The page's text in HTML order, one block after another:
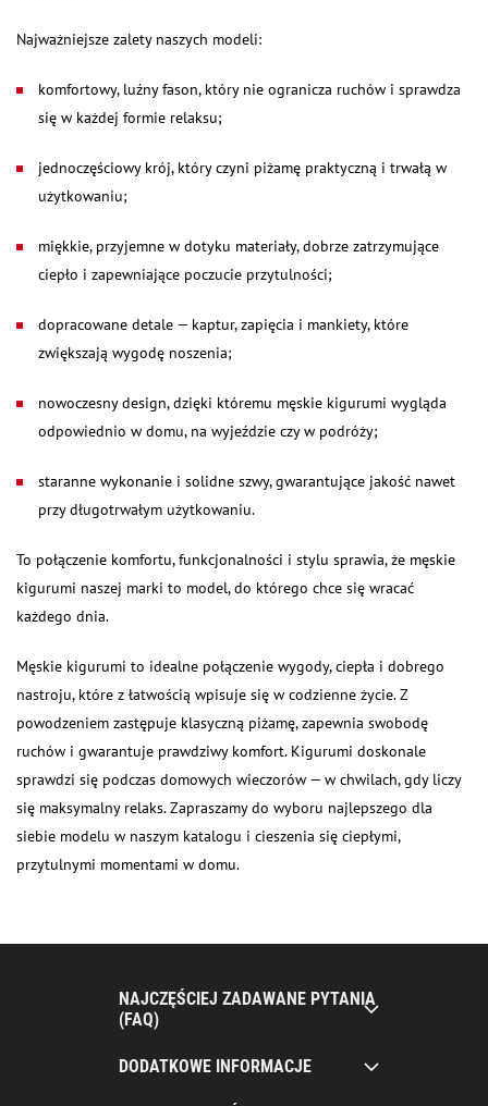
Najważniejsze zalety naszych modeli:
komfortowy, luźny fason, który nie ogranicza ruchów i sprawdza
się w każdej formie relaksu;
jednoczęściowy krój, który czyni piżamę praktyczną i trwałą w
użytkowaniu;
miękkie, przyjemne w dotyku materiały, dobrze zatrzymujące
ciepło i zapewniające poczucie przytulności;
dopracowane detale — kaptur, zapięcia i mankiety, które
zwiększają wygodę noszenia;
nowoczesny design, dzięki któremu męskie kigurumi wygląda
odpowiednio w domu, na wyjeździe czy w podróży;
staranne wykonanie i solidne szwy, gwarantujące jakość nawet
przy długotrwałym użytkowaniu.
To połączenie komfortu, funkcjonalności i stylu sprawia, że męskie
kigurumi naszej marki to model, do którego chce się wracać
każdego dnia.
Męskie kigurumi to idealne połączenie wygody, ciepła i dobrego
nastroju, które z łatwością wpisuje się w codzienne życie. Z
powodzeniem zastępuje klasyczną piżamę, zapewnia swobodę
ruchów i gwarantuje prawdziwy komfort. Kigurumi doskonale
sprawdzi się podczas domowych wieczorów — w chwilach, gdy liczy
się maksymalny relaks. Zapraszamy do wyboru najlepszego dla
siebie modelu w naszym katalogu i cieszenia się ciepłymi,
przytulnymi momentami w domu.
NAJCZĘŚCIEJ ZADAWANE PYTANIA
(FAQ)
DODATKOWE INFORMACJE